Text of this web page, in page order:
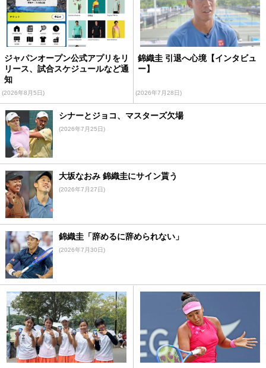
ジャパンオープン公式アプリをリ
リース、試合スケジュールなど通
知
(2026年8月5日)
錦織圭 引退へ心境【インタビュ
ー】
(2026年7月28日)
シナーとジョコ、マスターズ欠場
(2026年7月25日)
大坂なおみ 錦織圭にサイン貰う
(2026年7月27日)
錦織圭「辞めるに辞められない」
(2026年7月30日)